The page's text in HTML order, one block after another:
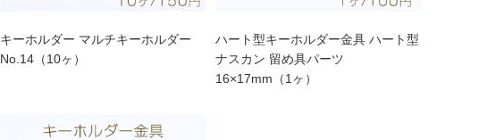
キーホルダー マルチキーホルダー
No.14（10ヶ）
ハート型キーホルダー金具 ハート型
ナスカン 留め具パーツ
16×17mm（1ヶ）